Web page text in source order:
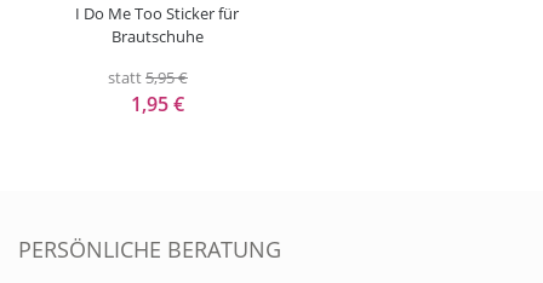
I Do Me Too Sticker für
Brautschuhe
statt5,95 €
1,95 €
PERSÖNLICHE BERATUNG